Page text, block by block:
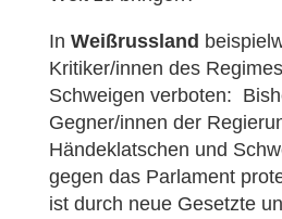
In Weißrussland
Kritiker/innen des
Schweigen verboten:
Gegner/innen der
Händeklatschen und
gegen das Parlament
ist durch neue Gesetzte